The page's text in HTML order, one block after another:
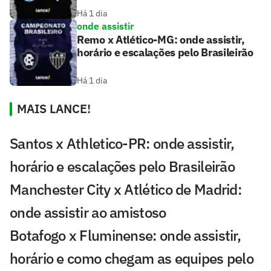
Há 1 dia
onde assistir
Remo x Atlético-MG: onde assistir,
horário e escalações pelo Brasileirão
Há 1 dia
MAIS LANCE!
Santos x Athletico-PR: onde assistir,
horário e escalações pelo Brasileirão
Manchester City x Atlético de Madrid:
onde assistir ao amistoso
Botafogo x Fluminense: onde assistir,
horário e como chegam as equipes pelo